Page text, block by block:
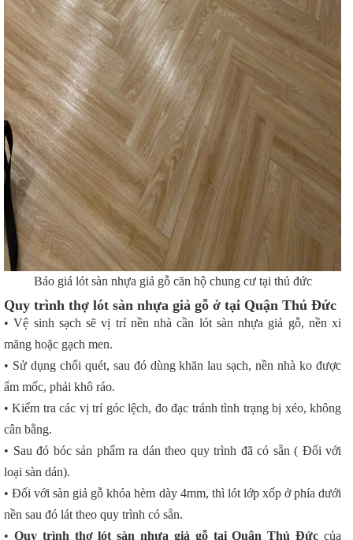
Báo giá lót sàn nhựa giả gỗ căn hộ chung cư tại thủ đức
Quy trình thợ lót sàn nhựa giả gỗ ở tại Quận Thủ Đức
• Vệ sinh sạch sẽ vị trí nền nhà cần lót sàn nhựa giả gỗ, nền xi
măng hoặc gạch men.
• Sử dụng chổi quét, sau đó dùng khăn lau sạch, nền nhà ko được
ẩm mốc, phải khô ráo.
• Kiểm tra các vị trí góc lệch, đo đạc tránh tình trạng bị xéo, không
cân bằng.
• Sau đó bóc sản phẩm ra dán theo quy trình đã có sẵn ( Đối với
loại sàn dán).
• Đối với sàn giả gỗ khóa hèm dày 4mm, thì lót lớp xốp ở phía dưới
nền sau đó lát theo quy trình có sẵn.
• Quy trình thợ lót sàn nhựa giả gỗ tại Quận Thủ Đức của